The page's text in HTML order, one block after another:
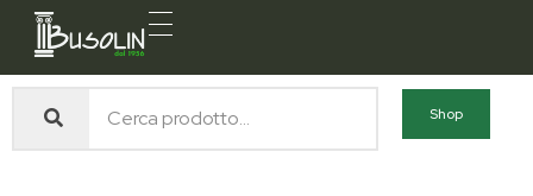
Busolin S.R.L.
Shop